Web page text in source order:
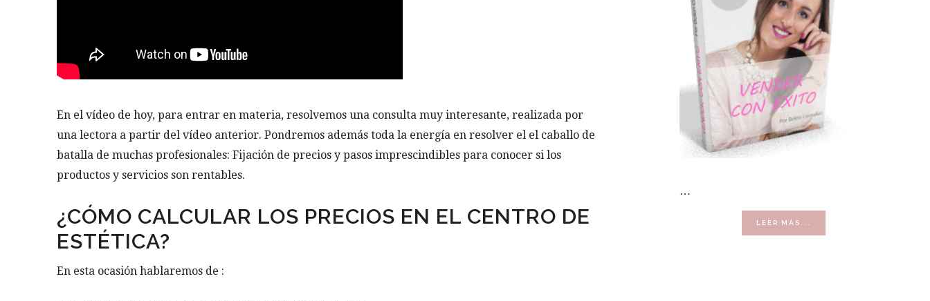
En el vídeo de hoy, para entrar en materia, resolvemos una consulta muy interesante, realizada por
una lectora a partir del vídeo anterior. Pondremos además toda la energía en resolver el el caballo de
batalla de muchas profesionales: Fijación de precios y pasos imprescindibles para conocer si los
productos y servicios son rentables.
¿CÓMO CALCULAR LOS PRECIOS EN EL CENTRO DE
ESTÉTICA?
En esta ocasión hablaremos de :
…
LEER MÁS...
DE